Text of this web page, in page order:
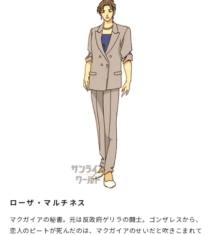
ローザ・マルチネス
マクガイアの秘書。元は反政府ゲリラの闘士。ゴンザレスから、
恋人のピートが死んだのは、マクガイアのせいだと吹きこまれて